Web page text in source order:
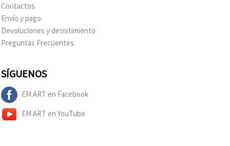
Contactos
Envío y pago
Devoluciones y desistimiento
Preguntas Frecuentes
SÍGUENOS
EM ART en Facebook
EM ART en YouTube